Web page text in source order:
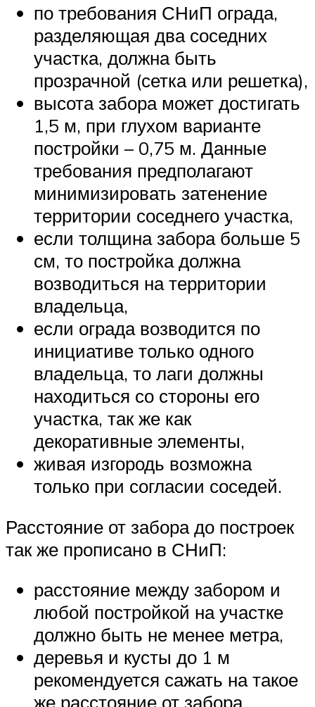
по требования СНиП ограда,
разделяющая два соседних
участка, должна быть
прозрачной (сетка или решетка),
высота забора может достигать
1,5 м, при глухом варианте
постройки – 0,75 м. Данные
требования предполагают
минимизировать затенение
территории соседнего участка,
если толщина забора больше 5
см, то постройка должна
возводиться на территории
владельца,
если ограда возводится по
инициативе только одного
владельца, то лаги должны
находиться со стороны его
участка, так же как
декоративные элементы,
живая изгородь возможна
только при согласии соседей.
Расстояние от забора до построек
так же прописано в СНиП:
расстояние между забором и
любой постройкой на участке
должно быть не менее метра,
деревья и кусты до 1 м
рекомендуется сажать на такое
же расстояние от забора,